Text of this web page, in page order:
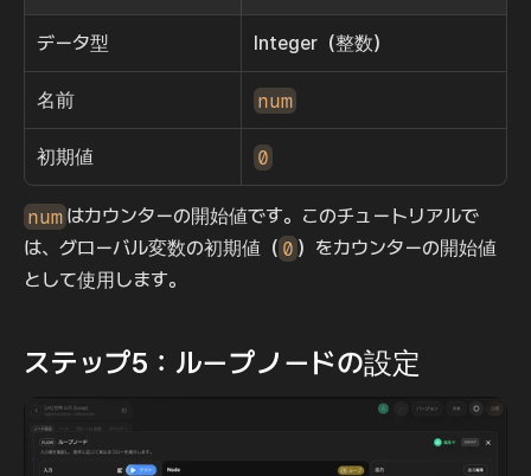
データ型 Integer（整数）
名前 num
初期値 0
num はカウンターの開始値です。このチュートリアルで
は、グローバル変数の初期値（ 0 ）をカウンターの開始値
として使用します。
ステップ5：ループノードの設定